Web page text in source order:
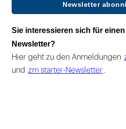
Newsletter
Sie interessieren sich für
Newsletter?
Hier geht zu den Anmeldungen
und zm starter-Newsletter .